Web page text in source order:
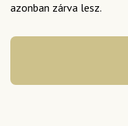
azonban zárva lesz.